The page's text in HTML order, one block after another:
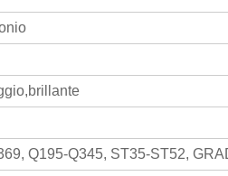
Q195-Q345, ST35-ST52,